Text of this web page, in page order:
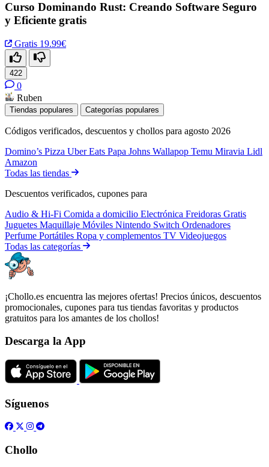
Curso Dominando Rust: Creando Software Seguro
y Eficiente gratis
Gratis 19.99€
422
0
Ruben
Tiendas populares Categorías populares
Códigos verificados, descuentos y chollos para agosto 2026
Domino’s Pizza Uber Eats Papa Johns Wallapop Temu Miravia Lidl
Amazon
Todas las tiendas
Descuentos verificados, cupones para
Audio & Hi-Fi Comida a domicilio Electrónica Freidoras Gratis
Juguetes Maquillaje Móviles Nintendo Switch Ordenadores
Perfume Portátiles Ropa y complementos TV Videojuegos
Todas las categorías
¡Chollo.es encuentra las mejores ofertas! Precios únicos, descuentos
promocionales, cupones para tus tiendas favoritas y productos
gratuitos para los amantes de los chollos!
Descarga la App
Síguenos
Chollo